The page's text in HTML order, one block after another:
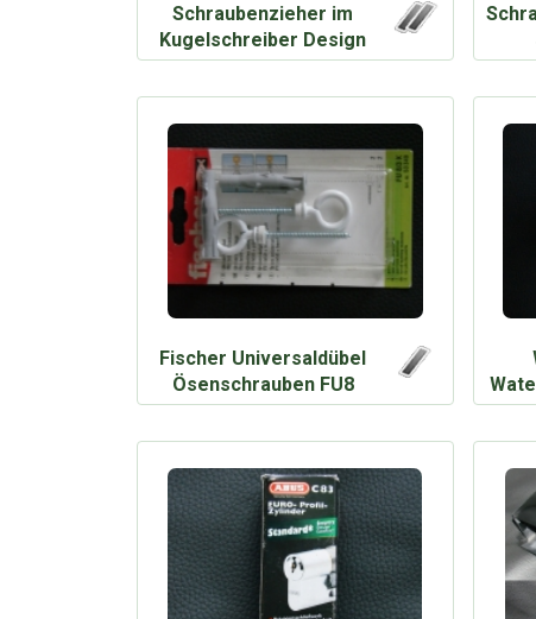
Schraubenzieher im
Kugelschreiber Design
Fischer Universaldübel
Ösenschrauben FU8